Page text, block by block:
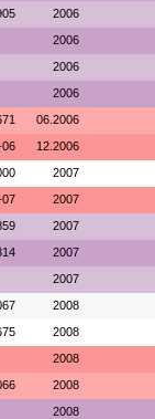
2006
2006
2006
2006
06.2006
06 12.2006
2007
07 2007
2007
2007
2007
2008
2008
2008
2008
2008